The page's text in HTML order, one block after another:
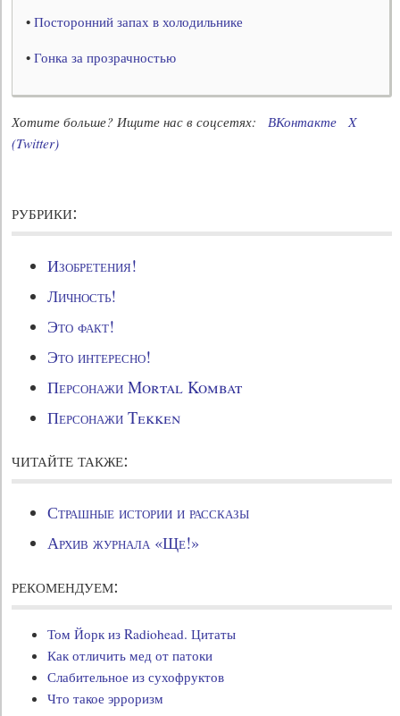
•Посторонний запах в холодильнике
•Гонка за прозрачностью
Хотите больше? Ищите нас в соцсетях:ВКонтакте
X
(Twitter)
рубрики:
Изобретения!
Личность!
Это факт!
Это интересно!
Персонажи Mortal Kombat
Персонажи Tekken
читайте также:
Страшные истории и рассказы
Архив журнала «Ще!»
рекомендуем:
Том Йорк из Radiohead. Цитаты
Как отличить мед от патоки
Слабительное из сухофруктов
Что такое эрроризм